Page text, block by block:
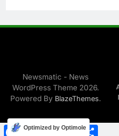
Newsmatic - News
WordPress Theme 2026.
Powered By BlazeThemes.
FacebookWhatsApp
TwitterTelegram
Optimized by Optimole